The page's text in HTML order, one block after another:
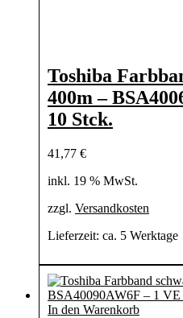
Toshiba
400m –
10 Stck.
41,77 €
inkl. 19 % MwSt.
zzgl. Versandkosten
Lieferzeit: ca. 5 Werktage
In den Warenkorb